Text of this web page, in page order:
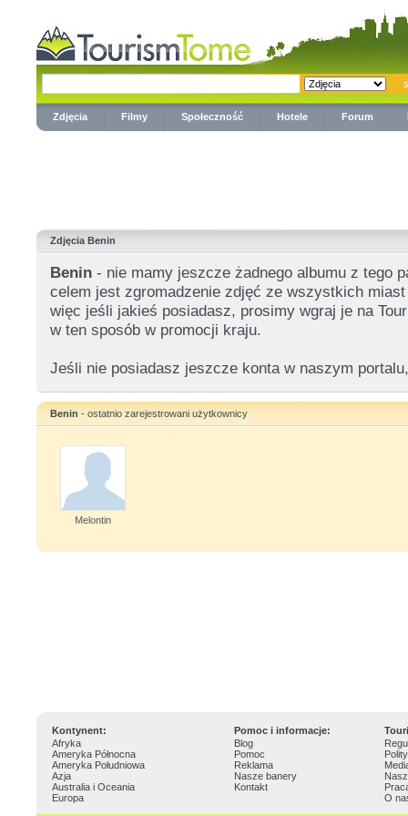
Zdjęcia Filmy Społeczność Hotele Forum
Zdjęcia Benin
Benin - nie mamy jeszcze żadnego albumu z tego
celem jest zgromadzenie zdjęć ze wszystkich
więc jeśli jakieś posiadasz, prosimy wgraj je na
w ten sposób w promocji kraju.
Jeśli nie posiadasz jeszcze konta w naszym
Benin - ostatnio zarejestrowani użytkownicy
Melontin
Kontynent: Pomoc i informacje:
Afryka
Ameryka Północna
Ameryka Południowa
Azja
Australia i Oceania
Europa
Blog
Pomoc
Reklama
Nasze banery
Kontakt
O